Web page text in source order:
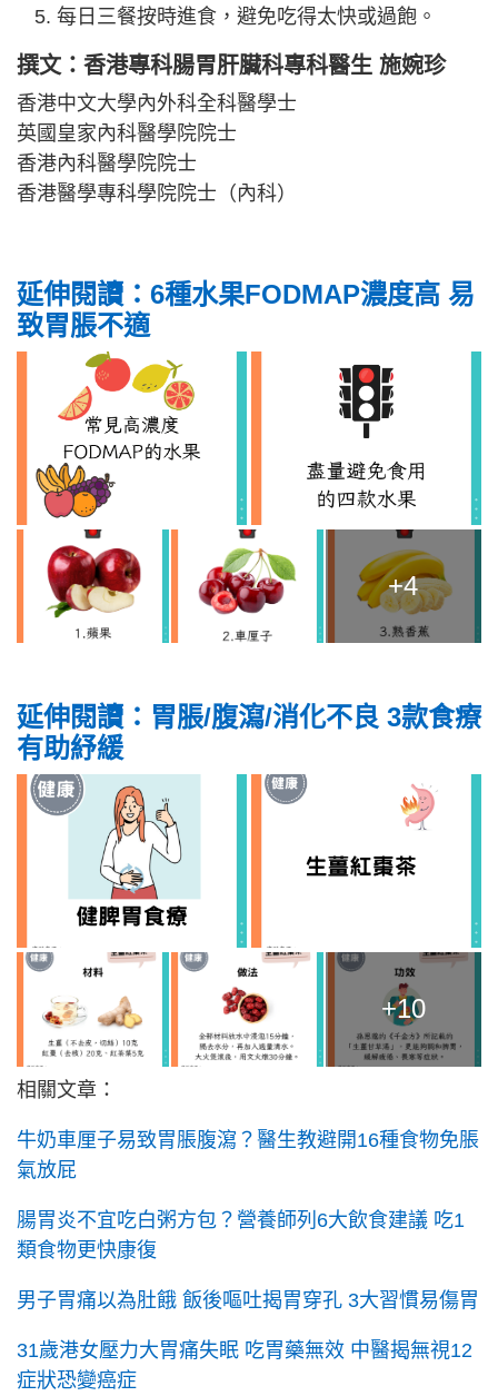
每日三餐按時進食，避免吃得太快或過飽。
撰文：香港專科腸胃肝臟科專科醫生 施婉珍
香港中文大學內外科全科醫學士
英國皇家內科醫學院院士
香港內科醫學院院士
香港醫學專科學院院士（內科）
延伸閱讀：6種水果FODMAP濃度高 易
致胃脹不適
+4
延伸閱讀：胃脹/腹瀉/消化不良 3款食療
有助紓緩
+10
相關文章：
牛奶車厘子易致胃脹腹瀉？醫生教避開16種食物免脹
氣放屁
腸胃炎不宜吃白粥方包？營養師列6大飲食建議 吃1
類食物更快康復
男子胃痛以為肚餓 飯後嘔吐揭胃穿孔 3大習慣易傷胃
31歲港女壓力大胃痛失眠 吃胃藥無效 中醫揭無視12
症狀恐變癌症